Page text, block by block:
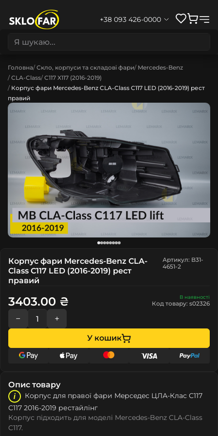
+38 093 426-0000
Головна Скло, корпуси та складові фари Mercedes-Benz
CLA-Class C117 X117 (2016-2019)
Корпус фари Mercedes-Benz CLA-Class C117 LED (2016-2019) рест
правий
Корпус фари Mercedes-Benz CLA-
Class C117 LED (2016-2019) рест
правий
Артикул: B31-
4651-2
В наявності
Код товару: s02326
3403.00 ₴
− +
У кошик
Опис товару
Корпус для правої фари Мeрceдec ЦЛА-Клас С117
C117 2016-2019 рестайлінг
Корпус підходить для моделі Mercedes-Benz CLA-Class
C117.